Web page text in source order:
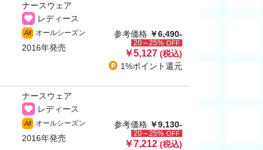
ナースウェア
レディース
All オールシーズン
2016年発売
参考価格 ￥6,490-
20～25% OFF
￥5,127 (税込)
1%ポイント還元
ナースウェア
レディース
All オールシーズン
2016年発売
参考価格 ￥9,130-
20～25% OFF
￥7,212 (税込)